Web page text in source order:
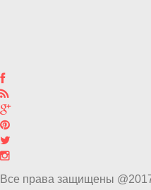
Все права защищены